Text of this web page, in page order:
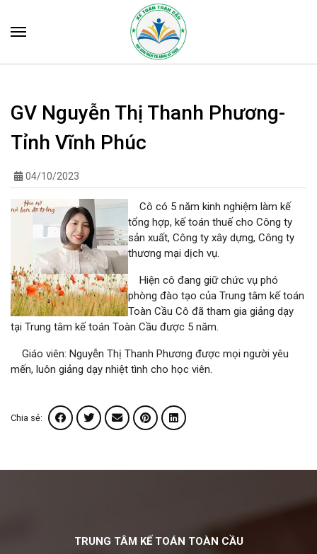
GV Nguyễn Thị Thanh Phương-
Tỉnh Vĩnh Phúc
04/10/2023
Cô có 5 năm kinh nghiệm làm kế
tổng hợp, kế toán thuế cho Công ty
sản xuất, Công ty xây dựng, Công ty
thương mại dịch vụ.
Hiện cô đang giữ chức vụ phó
phòng đào tạo của Trung tâm kế toán
Toàn Cầu Cô đã tham gia giảng dạy
tại Trung tâm kế toán Toàn Cầu được 5 năm.
Giáo viên: Nguyễn Thị Thanh Phương được mọi người yêu
mến, luôn giảng dạy nhiệt tình cho học viên.
Chia sẻ:
TRUNG TÂM KẾ TOÁN TOÀN CẦU